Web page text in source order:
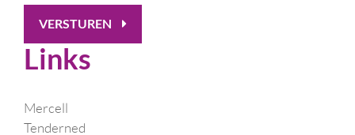
VERSTUREN
Links
Mercell
Tenderned